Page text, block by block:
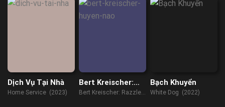
Dịch Vụ Tại Nhà
Home Service (2023)
Bert Kreischer:
Huyên Náo
Bert Kreischer: Razzle
Bạch Khuyển
White Dog (2022)